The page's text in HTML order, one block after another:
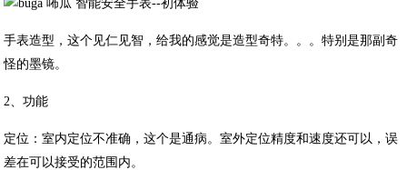
手表造型，这个见仁见智，给我的感觉是造型奇特。。。特别是那副奇
怪的墨镜。
2、功能
定位：室内定位不准确，这个是通病。室外定位精度和速度还可以，误
差在可以接受的范围内。